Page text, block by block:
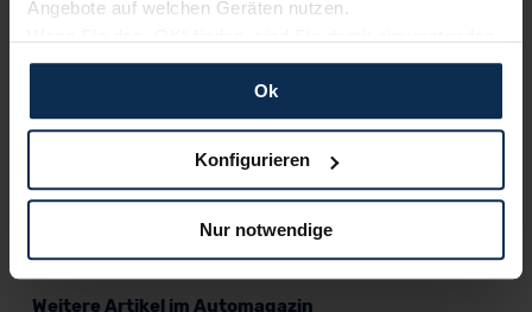
Angebote auf welchen Geräten nutzen.
und erlauben uns Cookies für unseren Service zu
verwenden und diese Daten an Dritte weiterzugeben,
etwa an unsere Marketingpartner. Falls Sie dem nicht
zustimmen möchten, beschränken wir uns auf die
dann nicht auf Sie zuschneiden und Sie somit nicht
perfekt auf dem Weg zu Ihrem Neuwagen unterstützen.
Sie können die Einstellungen jederzeit anpassen oder
Ok
Konfigurieren
Nur notwendige
erschienene Münchner gegen das Model 3 schlägt, zeigt
unser Test.
Artikel lesen
Weitere Artikel im Automagazin